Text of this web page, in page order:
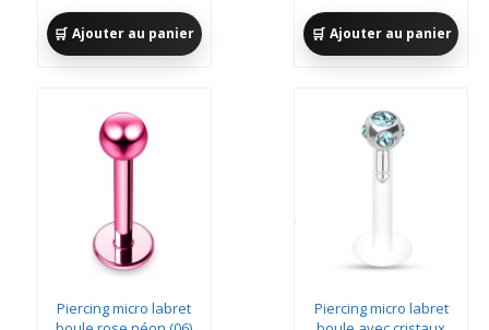
Ajouter au panier Ajouter au panier
Piercing micro labret
Piercing micro labret